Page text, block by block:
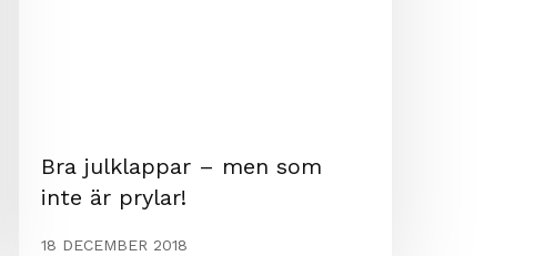
Bra julklappar – men som
inte är prylar!
18 DECEMBER 2018